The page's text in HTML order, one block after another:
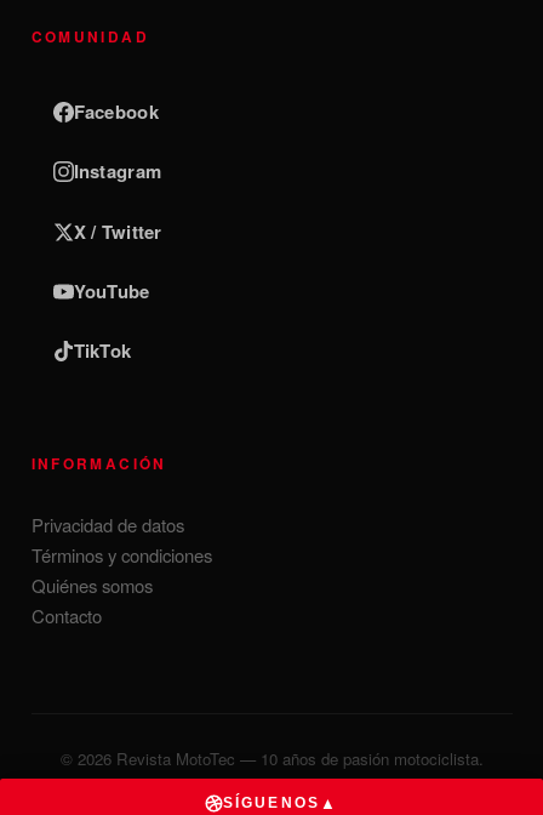
SÍGUENOS ▲
COMUNIDAD
Facebook
Instagram
X / Twitter
YouTube
TikTok
INFORMACIÓN
Privacidad de datos
Términos y condiciones
Quiénes somos
Contacto
© 2026 Revista MotoTec — 10 años de pasión motociclista.
Desarrollado porMillionsMx